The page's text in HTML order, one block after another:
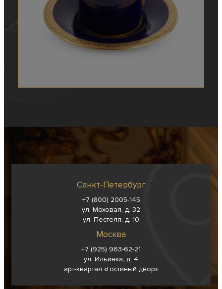
Санкт-Петербург
+7 (800) 2005-145
ул. Моховая, д. 32
ул. Пестеля, д. 10
Москва
+7 (925) 963-62-21
ул. Ильинка, д. 4
арт-квартал «Гостиный двор»